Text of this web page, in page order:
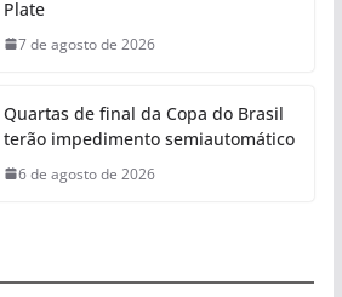
Plate
7 de agosto de 2026
Quartas de final da Copa do Brasil
terão impedimento semiautomático
6 de agosto de 2026